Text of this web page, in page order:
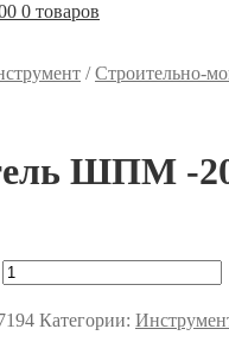
0 товаров
/Строительно-
ШПМ -
Категории: